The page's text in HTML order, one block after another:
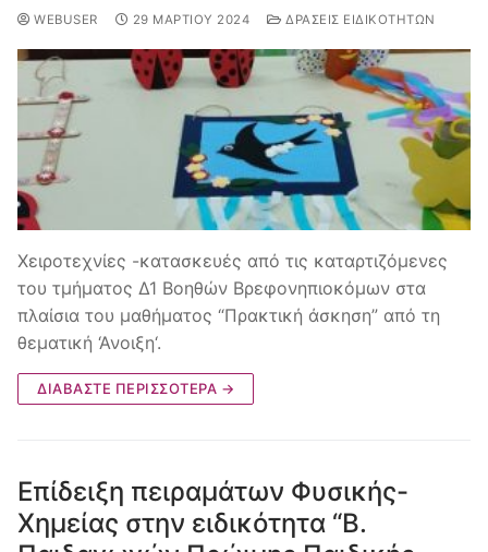
WEBUSER 29 ΜΑΡΤΊΟΥ 2024 ΔΡΆΣΕΙΣ ΕΙΔΙΚΟΤΉΤΩΝ
Χειροτεχνίες -κατασκευές από τις καταρτιζόμενες
του τμήματος Δ1 Βοηθών Βρεφονηπιοκόμων στα
πλαίσια του μαθήματος “Πρακτική άσκηση” από τη
θεματική ‘Ανοιξη‘.
ΔΙΑΒΆΣΤΕ ΠΕΡΙΣΣΌΤΕΡΑ →
Επίδειξη πειραμάτων Φυσικής-
Χημείας στην ειδικότητα “Β.